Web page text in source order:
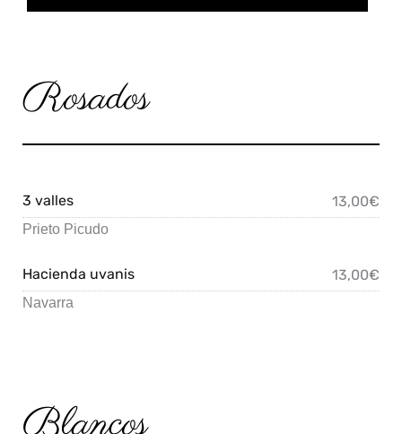
Rosados
3 valles 13,00€
Prieto Picudo
Hacienda uvanis 13,00€
Navarra